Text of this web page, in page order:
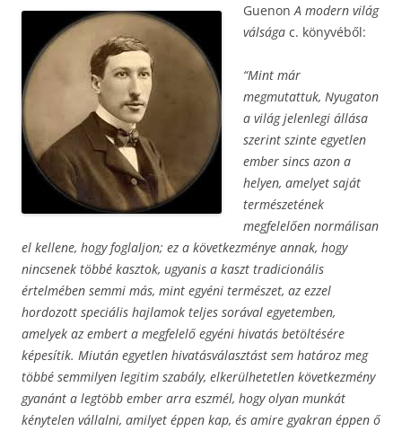
GuenonA modern világ
válsága c. könyvéből:
“Mint már
megmutattuk, Nyugaton
a világ jelenlegi állása
szerint szinte egyetlen
ember sincs azon a
helyen, amelyet saját
természetének
megfelelően normálisan
el kellene, hogy foglaljon; ez a következménye annak, hogy
nincsenek többé kasztok, ugyanis a kaszt tradicionális
értelmében semmi más, mint egyéni természet, az ezzel
hordozott speciális hajlamok teljes sorával egyetemben,
amelyek az embert a megfelelő egyéni hivatás betöltésére
képesítik. Miután egyetlen hivatásválasztást sem határoz meg
többé semmilyen legitim szabály, elkerülhetetlen következmény
gyanánt a legtöbb ember arra eszmél, hogy olyan munkát
kénytelen vállalni, amilyet éppen kap, és amire gyakran éppen ő